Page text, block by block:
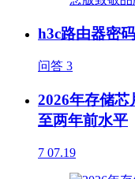
h3c路由器密
问答 3
2026年存储
至两年前水平
7 07.19